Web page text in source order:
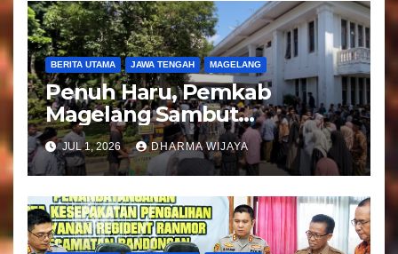
BERITA UTAMA JAWA TENGAH MAGELANG
Penuh Haru, Pemkab
Magelang Sambut
Kepulangan Jemaah Haji
Kloter 81
JUL 1, 2026 DHARMA WIJAYA